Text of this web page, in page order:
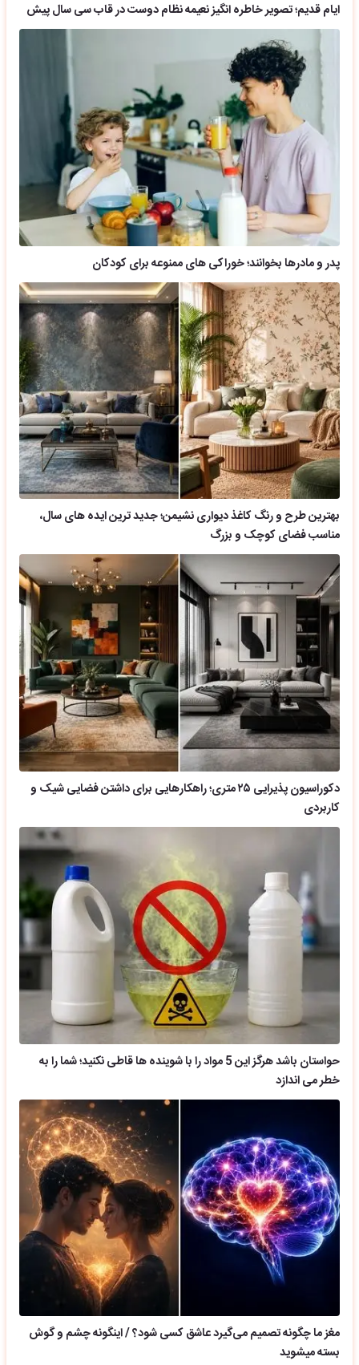
ایام قدیم؛ تصویر خاطره انگیز نعیمه نظام دوست در قاب سی سال پیش
پدر و مادرها بخوانند؛ خوراکی های ممنوعه برای کودکان
بهترین طرح و رنگ کاغذ دیواری نشیمن؛ جدید ترین ایده های سال،
مناسب فضای کوچک و بزرگ
دکوراسیون پذیرایی ۲۵ متری؛ راهکارهایی برای داشتن فضایی شیک و
کاربردی
حواستان باشد هرگز این 5 مواد را با شوینده ها قاطی نکنید؛ شما را به
خطر می اندازد
مغز ما چگونه تصمیم می‌گیرد عاشق کسی شود؟ / اینگونه چشم و گوش
بسته میشوید